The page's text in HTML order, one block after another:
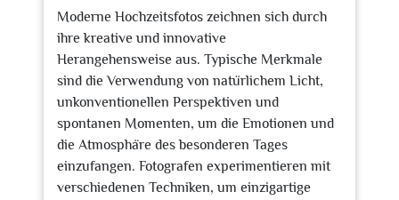
Moderne Hochzeitsfotos zeichnen sich durch
ihre kreative und innovative
Herangehensweise aus. Typische Merkmale
sind die Verwendung von natürlichem Licht,
unkonventionellen Perspektiven und
spontanen Momenten, um die Emotionen und
die Atmosphäre des besonderen Tages
einzufangen. Fotografen experimentieren mit
verschiedenen Techniken, um einzigartige